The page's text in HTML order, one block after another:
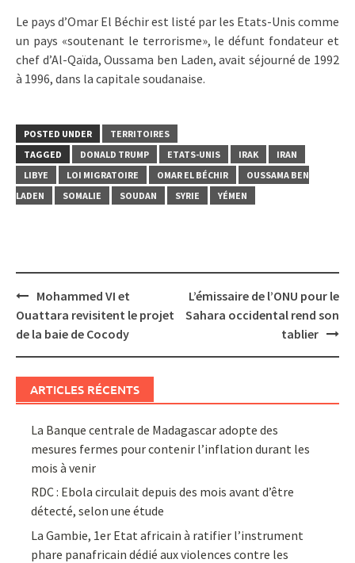
Le pays d’Omar El Béchir est listé par les Etats-Unis comme
un pays «soutenant le terrorisme», le défunt fondateur et
chef d’Al-Qaïda, Oussama ben Laden, avait séjourné de 1992
à 1996, dans la capitale soudanaise.
POSTED UNDER
TERRITOIRES
TAGGED
DONALD TRUMP ETATS-UNIS IRAK
IRAN
LIBYE
LOI MIGRATOIRE OMAR EL BÉCHIR
OUSSAMA BEN
LADEN
SOMALIE SOUDAN SYRIE YÉMEN
Post
navigation
Mohammed VI et
Ouattara revisitent le projet
de la baie de Cocody
L’émissaire de l’ONU pour le
Sahara occidental rend son
tablier
ARTICLES RÉCENTS
La Banque centrale de Madagascar adopte des
mesures fermes pour contenir l’inflation durant les
mois à venir
RDC : Ebola circulait depuis des mois avant d’être
détecté, selon une étude
La Gambie, 1er Etat africain à ratifier l’instrument
phare panafricain dédié aux violences contre les